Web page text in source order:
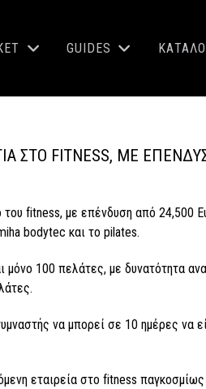
GUIDES
ΣΤΟ FITNESS, ΜΕ
του fitness, με επένδυση από 24,500
bodytec και το pilates.
100 πελάτες, με δυνατότητα
να μπορεί σε 10 ημέρες να
εταιρεία στο fitness